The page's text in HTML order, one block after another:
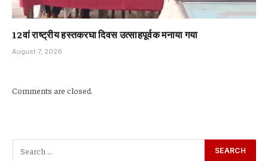
12वां राष्ट्रीय हस्तकरघा दिवस उत्साहपूर्वक मनाया गया
August 7, 2026
Comments are closed.